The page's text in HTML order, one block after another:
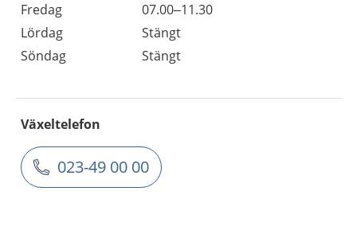
Fredag
07.00–11.30
Lördag
Stängt
Söndag
Stängt
Växeltelefon
023-49 00 00